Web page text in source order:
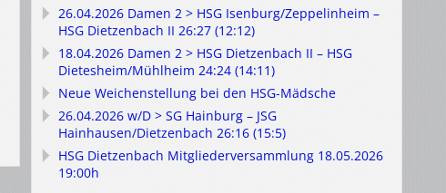
26.04.2026 Damen 2 > HSG Isenburg/Zeppelinheim –
HSG Dietzenbach II 26:27 (12:12)
18.04.2026 Damen 2 > HSG Dietzenbach II – HSG
Dietesheim/Mühlheim 24:24 (14:11)
Neue Weichenstellung bei den HSG-Mädsche
26.04.2026 w/D > SG Hainburg – JSG
Hainhausen/Dietzenbach 26:16 (15:5)
HSG Dietzenbach Mitgliederversammlung 18.05.2026
19:00h